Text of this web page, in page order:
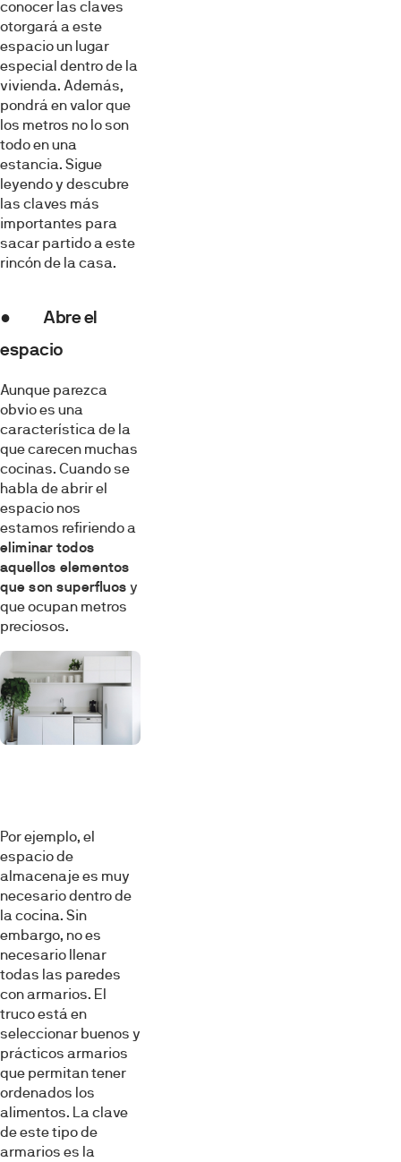
conocer las claves
otorgará a este
espacio un lugar
especial dentro de la
vivienda. Además,
pondrá en valor que
los metros no lo son
todo en una
estancia. Sigue
leyendo y descubre
las claves más
importantes para
sacar partido a este
rincón de la casa.
● Abre el
espacio
Aunque parezca
obvio es una
característica de la
que carecen muchas
cocinas. Cuando se
habla de abrir el
espacio nos
estamos refiriendo a
eliminar todos
aquellos elementos
que son superfluos y
que ocupan metros
preciosos.
Por ejemplo, el
espacio de
almacenaje es muy
necesario dentro de
la cocina. Sin
embargo, no es
necesario llenar
todas las paredes
con armarios. El
truco está en
seleccionar buenos y
prácticos armarios
que permitan tener
ordenados los
alimentos. La clave
de este tipo de
armarios es la